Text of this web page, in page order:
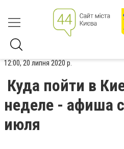
12:00, 20 липня 2020 р.
Куда пойти в
неделе - афиша
июля